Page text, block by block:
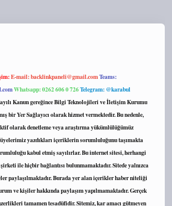
E-mail:backlinkpaneli@gmail.comTeams:
Whatsapp: 0262 606 0 726Telegram: @karabul
Kanun gereğince Bilgi Teknolojileri ve İletişim Kurumu
bir Yer Sağlayıcı olarak hizmet vermektedir. Bu nedenle,
olarak denetleme veya araştırma yükümlülüğümüz
yazdıkları içeriklerin sorumluluğunu taşımakta
kabul etmiş sayılırlar. Bu internet sitesi, herhangi
ile hiçbir bağlantısı bulunmamaktadır. Sitede yalnızca
paylaşılmaktadır. Burada yer alan içerikler haber niteliği
ve kişiler hakkında paylaşım yapılmamaktadır. Gerçek
tamamen tesadüfidir. Sitemiz, kar amacı gütmeyen